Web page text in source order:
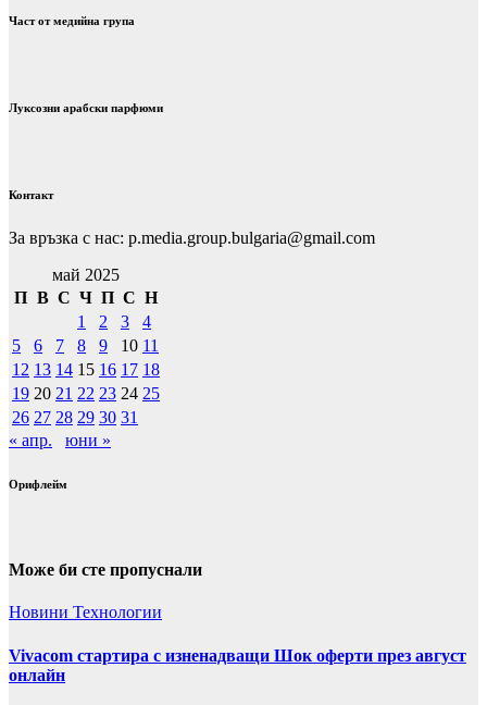
Част от медийна група
Луксозни арабски парфюми
Контакт
За връзка с нас: p.media.group.bulgaria@gmail.com
май 2025
П В С Ч П С Н
1
2 3
4
5
6 7 8 9 10 11
12 13 14 15 16 17 18
19 20 21 22 23 24 25
26 27 28 29 30 31
« апр.
юни »
Орифлейм
Може би сте пропуснали
Новини Технологии
Vivacom стартира с изненадващи Шок оферти през август
онлайн